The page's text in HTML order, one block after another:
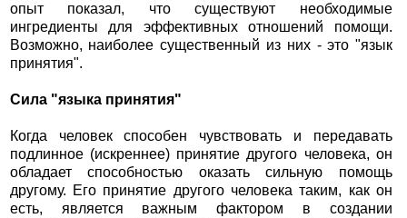
опыт показал, что существуют необходимые
ингредиенты для эффективных отношений помощи.
Возможно, наиболее существенный из них - это "язык
принятия".
Сила "языка принятия"
Когда человек способен чувствовать и передавать
подлинное (искреннее) принятие другого человека, он
обладает способностью оказать сильную помощь
другому. Его принятие другого человека таким, как он
есть, является важным фактором в создании